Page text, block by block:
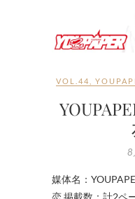
VOL.44
8
媒体名：
恋 掲載数：計2ペ